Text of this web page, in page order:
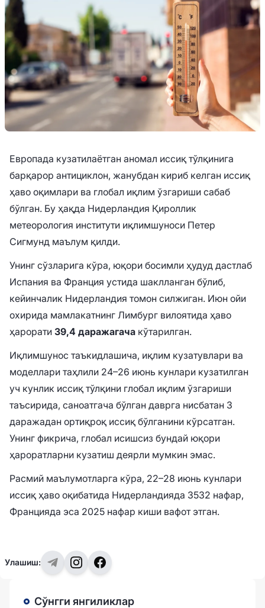
Европада кузатилаётган аномал иссиқ тўлқинига
барқарор антициклон, жанубдан кириб келган иссиқ
ҳаво оқимлари ва глобал иқлим ўзгариши сабаб
бўлган. Бу ҳақда Нидерландия Қироллик
метеорология институти иқлимшуноси Петер
Сигмунд маълум қилди.
Унинг сўзларига кўра, юқори босимли ҳудуд дастлаб
Испания ва Франция устида шаклланган бўлиб,
кейинчалик Нидерландия томон силжиган. Июн ойи
охирида мамлакатнинг Лимбург вилоятида ҳаво
ҳарорати 39,4 даражагача кўтарилган.
Иқлимшунос таъкидлашича, иқлим кузатувлари ва
моделлари таҳлили 24–26 июнь кунлари кузатилган
уч кунлик иссиқ тўлқини глобал иқлим ўзгариши
таъсирида, саноатгача бўлган даврга нисбатан 3
даражадан ортиқроқ иссиқ бўлганини кўрсатган.
Унинг фикрича, глобал исишсиз бундай юқори
ҳароратларни кузатиш деярли мумкин эмас.
Расмий маълумотларга кўра, 22–28 июнь кунлари
иссиқ ҳаво оқибатида Нидерландияда 3532 нафар,
Францияда эса 2025 нафар киши вафот этган.
Улашиш:
Сўнгги янгиликлар